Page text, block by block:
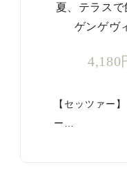
夏、テラス
ゲンゲヴ
4,180
【セッツァー
ー…